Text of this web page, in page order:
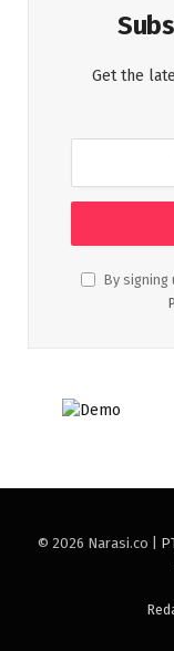
Get the
By signing
© 2026 Narasi.co |